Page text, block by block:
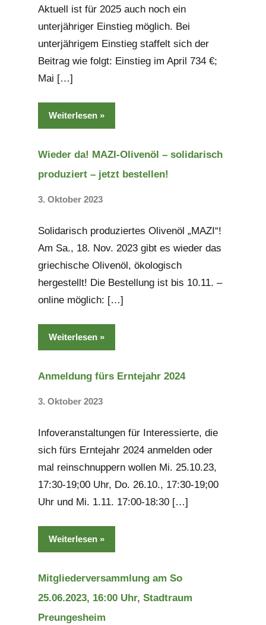
Aktuell ist für 2025 auch noch ein
unterjähriger Einstieg möglich. Bei
unterjährigem Einstieg staffelt sich der
Beitrag wie folgt: Einstieg im April 734 €;
Mai […]
Weiterlesen
Wieder da! MAZI-Olivenöl – solidarisch
produziert – jetzt bestellen!
3. Oktober 2023
Solidarisch produziertes Olivenöl „MAZI“!
Am Sa., 18. Nov. 2023 gibt es wieder das
griechische Olivenöl, ökologisch
hergestellt! Die Bestellung ist bis 10.11. –
online möglich: […]
Weiterlesen
Anmeldung fürs Erntejahr 2024
3. Oktober 2023
Infoveranstaltungen für Interessierte, die
sich fürs Erntejahr 2024 anmelden oder
mal reinschnuppern wollen Mi. 25.10.23,
17:30-19;00 Uhr, Do. 26.10., 17:30-19;00
Uhr und Mi. 1.11. 17:00-18:30 […]
Weiterlesen
Mitgliederversammlung am So
25.06.2023, 16:00 Uhr, Stadtraum
Preungesheim